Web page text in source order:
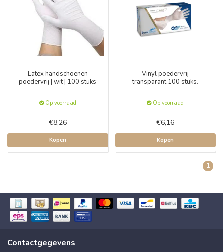
Latex handschoenen
poedervrij | wit | 100 stuks
Op voorraad
€8,26
Kopen
Vinyl poedervrij
transparant 100 stuks.
Op voorraad
€6,16
Kopen
1
Contactgegevens